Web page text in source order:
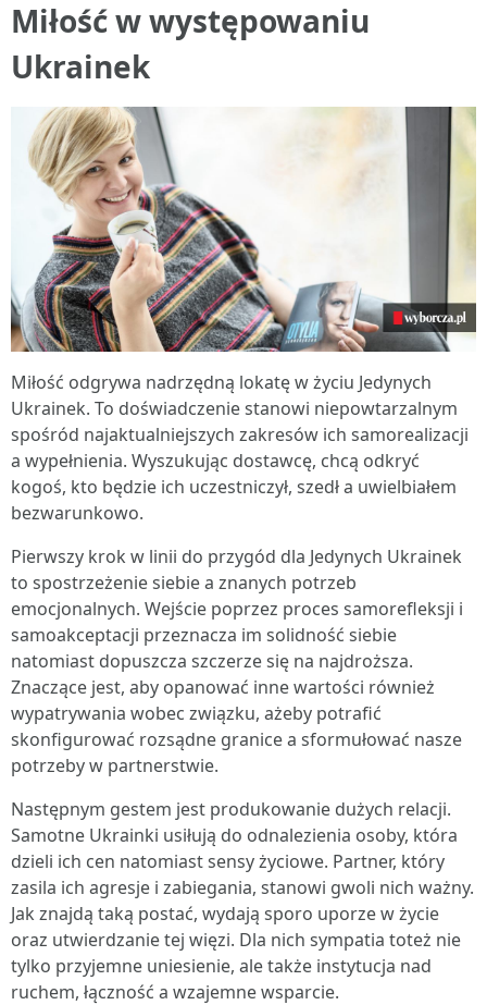
Miłość w występowaniu
Ukrainek
Miłość odgrywa nadrzędną lokatę w życiu Jedynych
Ukrainek. To doświadczenie stanowi niepowtarzalnym
spośród najaktualniejszych zakresów ich samorealizacji
a wypełnienia. Wyszukując dostawcę, chcą odkryć
kogoś, kto będzie ich uczestniczył, szedł a uwielbiałem
bezwarunkowo.
Pierwszy krok w linii do przygód dla Jedynych Ukrainek
to spostrzeżenie siebie a znanych potrzeb
emocjonalnych. Wejście poprzez proces samorefleksji i
samoakceptacji przeznacza im solidność siebie
natomiast dopuszcza szczerze się na najdroższa.
Znaczące jest, aby opanować inne wartości również
wypatrywania wobec związku, ażeby potrafić
skonfigurować rozsądne granice a sformułować nasze
potrzeby w partnerstwie.
Następnym gestem jest produkowanie dużych relacji.
Samotne Ukrainki usiłują do odnalezienia osoby, która
dzieli ich cen natomiast sensy życiowe. Partner, który
zasila ich agresje i zabiegania, stanowi gwoli nich ważny.
Jak znajdą taką postać, wydają sporo uporze w życie
oraz utwierdzanie tej więzi. Dla nich sympatia toteż nie
tylko przyjemne uniesienie, ale także instytucja nad
ruchem, łączność a wzajemne wsparcie.